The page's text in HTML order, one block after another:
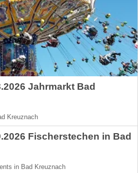
Jahrmarkt Bad
Kreuznach
Fischerstechen in Bad
in Bad Kreuznach